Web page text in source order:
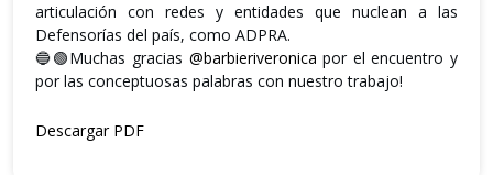
articulación con redes y entidades que nuclean a las
Defensorías del país, como ADPRA.
🔵🟢Muchas gracias @barbieriveronica por el encuentro y
por las conceptuosas palabras con nuestro trabajo!
Descargar PDF